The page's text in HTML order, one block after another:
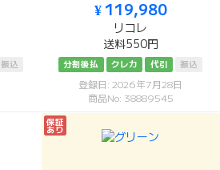
振込
¥ 119,980
リコレ
送料550円
分割後払 クレカ 代引 振込
登録日: 2026年7月28日
商品No: 38889545
保証
あり